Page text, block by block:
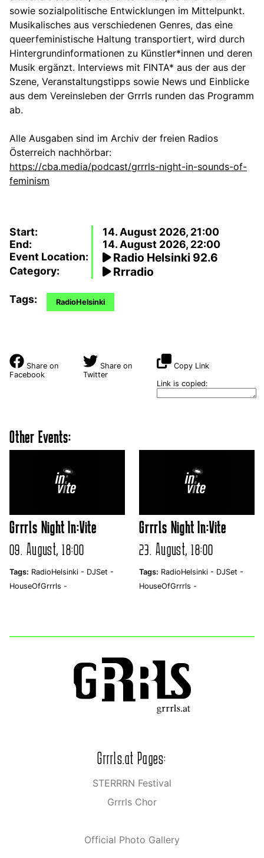
sowie sozialpolitische Entwicklungen im Mittelpunkt.
Musikalisches aus verschiedenen Genres, das eine
queerfeministische Haltung transportiert, wird durch
Hintergrundinformationen zu Künstler*innen und deren
Musik ergänzt. Interviews mit FINTA* aus der aus der
Szene, Veranstaltungstipps sowie News und Einblicke
aus dem Vereinsleben der Grrrls runden das Programm
ab.
Alle Ausgaben sind im Archiv der freien Radios
Österreich nachhörbar:
https://cba.media/podcast/grrrls-night-in-sounds-of-
feminism
Start:
14. August 2026, 21:00
End:
14. August 2026, 22:00
Event Location:
Radio Helsinki 92.6
Category: Rrradio
Tags: RadioHelsinki
Share on
Facebook
Share on
Twitter
Copy Link
Link is copied:
Other Events:
Grrrls Night In:Vite
09. August, 18:00
Tags: RadioHelsinki - DJSet -
HouseOfGrrrls -
Grrrls Night In:Vite
23. August, 18:00
Tags: RadioHelsinki - DJSet -
HouseOfGrrrls -
Grrrls.at Pages:
STERRRN Festival
Grrrls Chor
Official Photo Gallery